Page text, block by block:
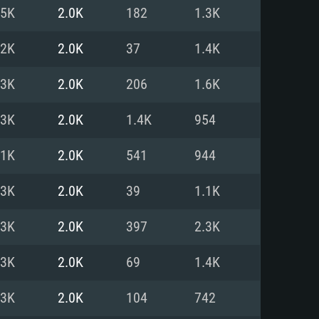
mais
com DirectX 11 ou superior;
ou superior, Radeon RX 570
(Intel Xeon não suportado)
Vega II ou superior com
banda larga.
de 6 meses) / equivalentes
com os drivers mais
2.0K 182 1.3K
2.0K 37 1.4K
2.0K 206 1.6K
2.0K 1.4K 954
2.0K 541 944
2.0K 39 1.1K
2.0K 397 2.3K
2.0K 69 1.4K
2.0K 104 742